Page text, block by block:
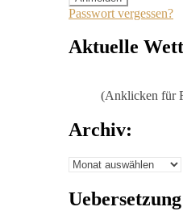
Passwort vergessen?
Aktuelle
(Anklicken für
Archiv:
Archiv: